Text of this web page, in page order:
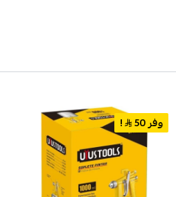
وفر 50 !